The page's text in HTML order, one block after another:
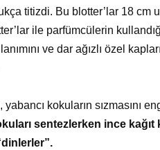
titizdi. Bu blotter’lar 18
ile parfümcülerin
ve dar ağızlı özel
yabancı kokuların sızmasını
sentezlerken ince